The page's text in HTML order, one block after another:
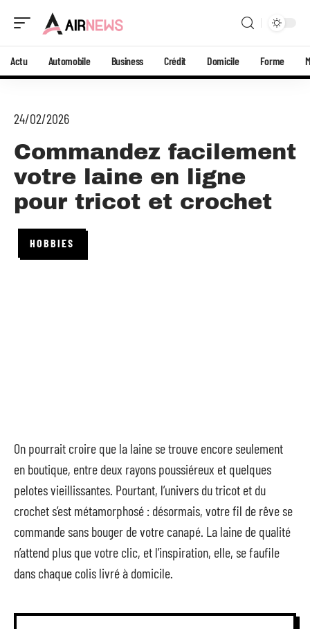
Actu Automobile Business Crédit Domicile Forme
24/02/2026
Commandez facilement
votre laine en ligne
pour tricot et crochet
HOBBIES
On pourrait croire que la laine se trouve encore seulement
en boutique, entre deux rayons poussiéreux et quelques
pelotes vieillissantes. Pourtant, l’univers du tricot et du
crochet s’est métamorphosé : désormais, votre fil de rêve se
commande sans bouger de votre canapé. La laine de qualité
n’attend plus que votre clic, et l’inspiration, elle, se faufile
dans chaque colis livré à domicile.